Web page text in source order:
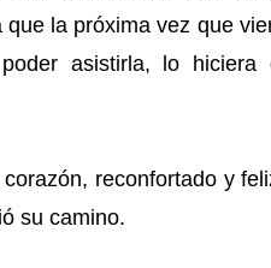
la próxima vez que
asistirla, lo hiciera
reconfortado y
su camino.